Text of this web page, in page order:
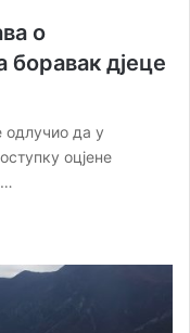
о
боравак дјеце
одлучио да у
оцјене